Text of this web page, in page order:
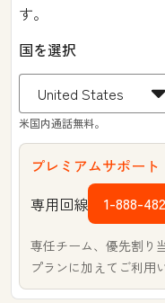
す。
国を選択
米国内通話無料。
プレミアムサポート
専用回線
1-888-
専任チーム、優先割り
プランに加えてご利用